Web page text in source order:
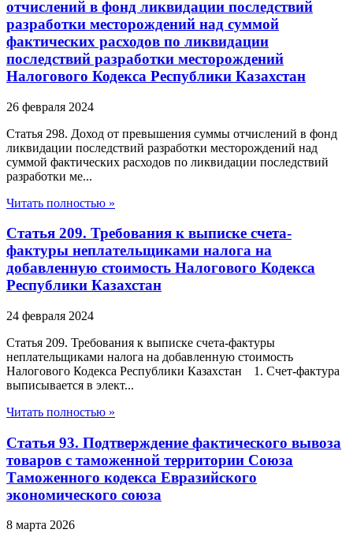
отчислений в фонд ликвидации последствий
разработки месторождений над суммой
фактических расходов по ликвидации
последствий разработки месторождений
Налогового Кодекса Республики Казахстан
26 февраля 2024
Статья 298. Доход от превышения суммы отчислений в фонд
ликвидации последствий разработки месторождений над
суммой фактических расходов по ликвидации последствий
разработки ме...
Читать полностью »
Статья 209. Требования к выписке счета-
фактуры неплательщиками налога на
добавленную стоимость Налогового Кодекса
Республики Казахстан
24 февраля 2024
Статья 209. Требования к выписке счета-фактуры
неплательщиками налога на добавленную стоимость
Налогового Кодекса Республики Казахстан 1. Счет-фактура
выписывается в элект...
Читать полностью »
Статья 93. Подтверждение фактического вывоза
товаров с таможенной территории Союза
Таможенного кодекса Евразийского
экономического союза
8 марта 2026